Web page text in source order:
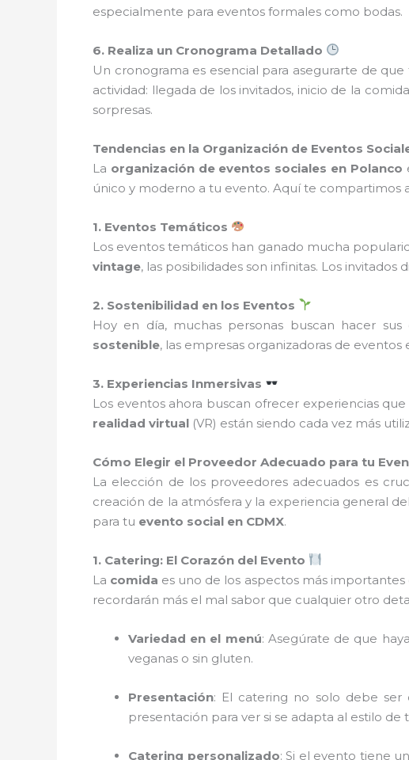
especialmente para eventos formales como bodas.
6. Realiza un Cronograma Detallado
Un cronograma es esencial para asegurarte de
actividad: llegada de los invitados, inicio de la
sorpresas.
Tendencias en la Organización de Eventos
La organización de eventos sociales en Polanco
único y moderno a tu evento. Aquí te compartimos
1. Eventos Temáticos
Los eventos temáticos han ganado mucha
vintage, las posibilidades son infinitas. Los invitados
2. Sostenibilidad en los Eventos
Hoy en día, muchas personas buscan hacer sus
sostenible, las empresas organizadoras de
3. Experiencias Inmersivas
Los eventos ahora buscan ofrecer experiencias
realidad virtual (VR) están siendo cada vez más
Cómo Elegir el Proveedor Adecuado para tu
La elección de los proveedores adecuados es
creación de la atmósfera y la experiencia general
para tu evento social en CDMX.
1. Catering: El Corazón del Evento
La comida es uno de los aspectos más
recordarán más el mal sabor que cualquier otro
Variedad en el menú: Asegúrate de que
veganas o sin gluten.
Presentación: El catering no solo debe ser
presentación para ver si se adapta al estilo de
Catering personalizado: Si el evento tiene